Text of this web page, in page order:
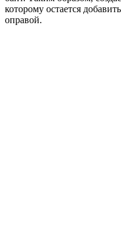
которому остается добавить
оправой.